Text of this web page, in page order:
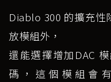
Diablo 300 的擴充性
放模組外，
還能選擇增加DAC
碼，這個模組會有